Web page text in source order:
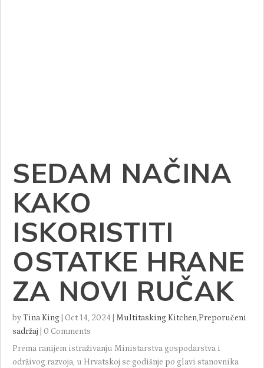
SEDAM NAČINA
KAKO
ISKORISTITI
OSTATKE HRANE
ZA NOVI RUČAK
byTina King Oct 14, 2024 Multitasking Kitchen,Preporučeni
sadržaj
0 Comments
Prema ranijem istraživanju Ministarstva gospodarstva i
održivog razvoja, u Hrvatskoj se godišnje po glavi stanovnika